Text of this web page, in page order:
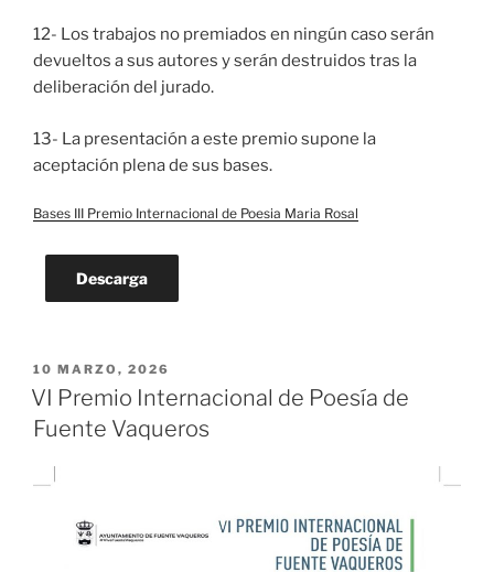
12- Los trabajos no premiados en ningún caso serán
devueltos a sus autores y serán destruidos tras la
deliberación del jurado.
13- La presentación a este premio supone la
aceptación plena de sus bases.
Bases III Premio Internacional de Poesia Maria Rosal
Descarga
PUBLICADO
EL
10 MARZO, 2026
VI Premio Internacional de Poesía de
Fuente Vaqueros